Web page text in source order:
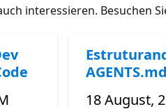
interessieren. Besuchen
18 August,